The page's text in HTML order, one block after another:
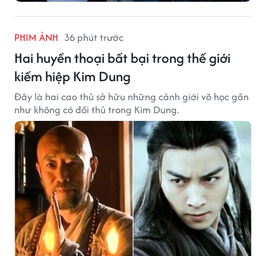
PHIM ẢNH 36 phút trước
Hai huyền thoại bất bại trong thế giới
kiếm hiệp Kim Dung
Đây là hai cao thủ sở hữu những cảnh giới võ học gần
như không có đối thủ trong Kim Dung.